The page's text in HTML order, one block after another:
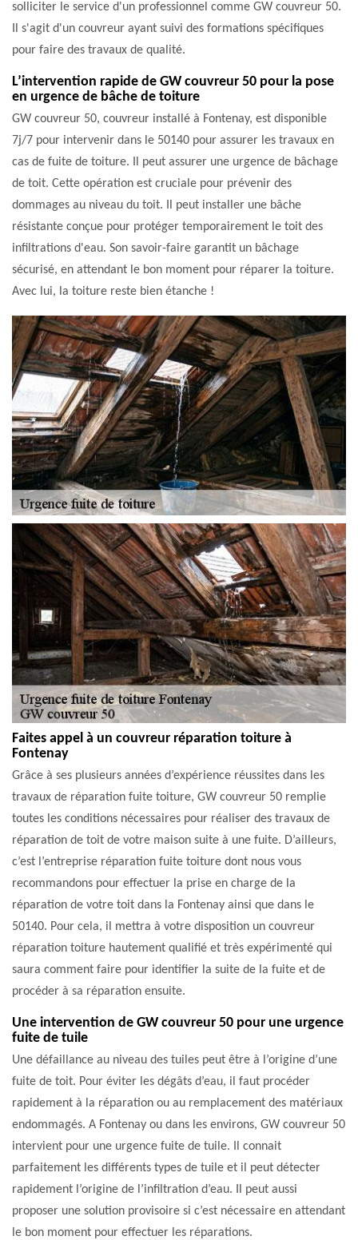
solliciter le service d'un professionnel comme GW couvreur 50.
Il s'agit d'un couvreur ayant suivi des formations spécifiques
pour faire des travaux de qualité.
L’intervention rapide de GW couvreur 50 pour la pose
en urgence de bâche de toiture
GW couvreur 50, couvreur installé à Fontenay, est disponible
7j/7 pour intervenir dans le 50140 pour assurer les travaux en
cas de fuite de toiture. Il peut assurer une urgence de bâchage
de toit. Cette opération est cruciale pour prévenir des
dommages au niveau du toit. Il peut installer une bâche
résistante conçue pour protéger temporairement le toit des
infiltrations d'eau. Son savoir-faire garantit un bâchage
sécurisé, en attendant le bon moment pour réparer la toiture.
Avec lui, la toiture reste bien étanche !
Faites appel à un couvreur réparation toiture à
Fontenay
Grâce à ses plusieurs années d’expérience réussites dans les
travaux de réparation fuite toiture, GW couvreur 50 remplie
toutes les conditions nécessaires pour réaliser des travaux de
réparation de toit de votre maison suite à une fuite. D’ailleurs,
c’est l’entreprise réparation fuite toiture dont nous vous
recommandons pour effectuer la prise en charge de la
réparation de votre toit dans la Fontenay ainsi que dans le
50140. Pour cela, il mettra à votre disposition un couvreur
réparation toiture hautement qualifié et très expérimenté qui
saura comment faire pour identifier la suite de la fuite et de
procéder à sa réparation ensuite.
Une intervention de GW couvreur 50 pour une urgence
fuite de tuile
Une défaillance au niveau des tuiles peut être à l’origine d’une
fuite de toit. Pour éviter les dégâts d’eau, il faut procéder
rapidement à la réparation ou au remplacement des matériaux
endommagés. A Fontenay ou dans les environs, GW couvreur 50
intervient pour une urgence fuite de tuile. Il connait
parfaitement les différents types de tuile et il peut détecter
rapidement l’origine de l’infiltration d’eau. Il peut aussi
proposer une solution provisoire si c’est nécessaire en attendant
le bon moment pour effectuer les réparations.